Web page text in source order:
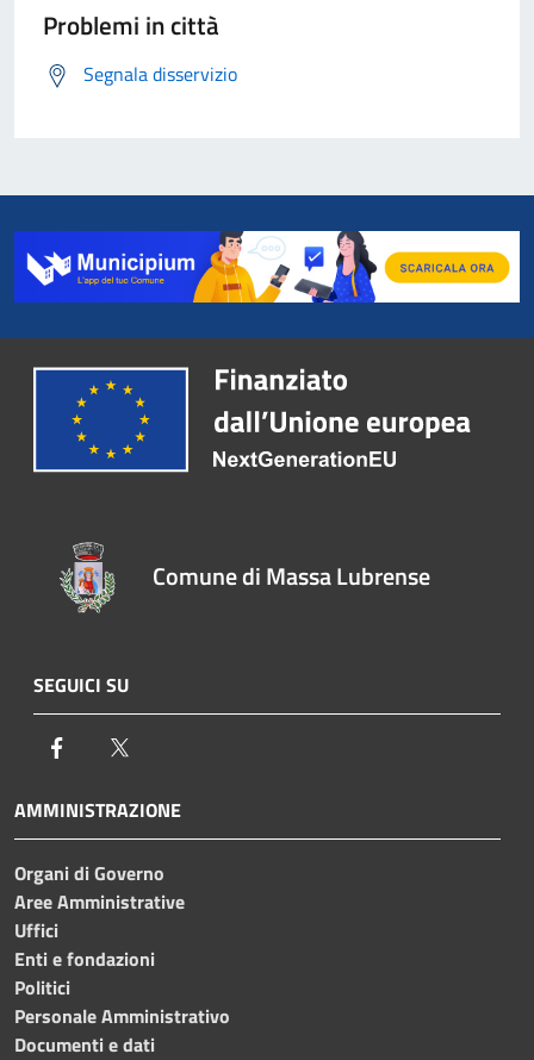
Problemi in città
Segnala disservizio
Comune di Massa Lubrense
SEGUICI SU
Facebook
AMMINISTRAZIONE
Organi di Governo
Aree Amministrative
Uffici
Enti e fondazioni
Politici
Personale Amministrativo
Documenti e dati